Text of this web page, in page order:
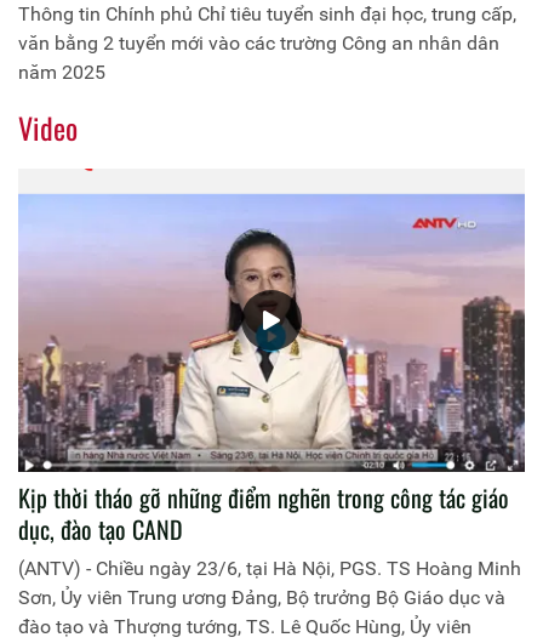
Thông tin Chính phủ Chỉ tiêu tuyển sinh đại học, trung cấp,
văn bằng 2 tuyển mới vào các trường Công an nhân dân
năm 2025
Video
Kịp thời tháo gỡ những điểm nghẽn trong công tác giáo
dục, đào tạo CAND
(ANTV) - Chiều ngày 23/6, tại Hà Nội, PGS. TS Hoàng Minh
Sơn, Ủy viên Trung ương Đảng, Bộ trưởng Bộ Giáo dục và
đào tạo và Thượng tướng, TS. Lê Quốc Hùng, Ủy viên